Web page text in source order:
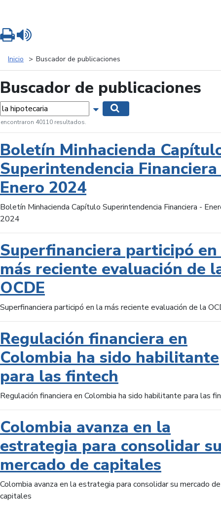
Inicio Buscador de publicaciones
Buscador de publicaciones
Mostrar opciones de búsqueda
encontraron 40110 resultados.
Boletín Minhacienda
Superintendencia
Enero 2024
Boletín Minhacienda Capítulo Superintendencia Financiera -
2024
Superfinanciera participó
más reciente evaluación de
OCDE
Superfinanciera participó en la más reciente evaluación de la
Regulación financiera en
Colombia ha sido habilitante
para las fintech
Regulación financiera en Colombia ha sido habilitante para las
Colombia avanza en la
estrategia para consolidar
mercado de capitales
Colombia avanza en la estrategia para consolidar su mercado de
capitales
Imprimir